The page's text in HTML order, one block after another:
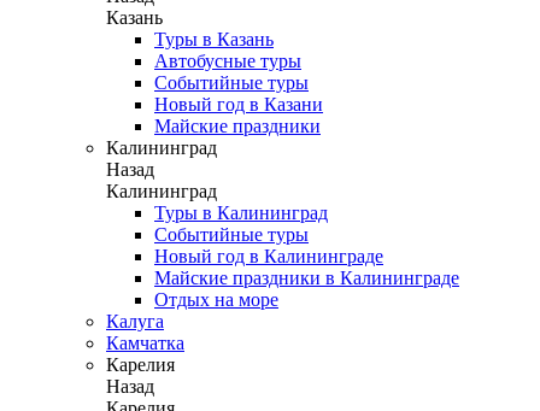
Казань
Туры в Казань
Автобусные туры
Событийные туры
Новый год в Казани
Майские праздники
Калининград
Назад
Калининград
Туры в Калининград
Событийные туры
Новый год в Калининграде
Майские праздники в Калининграде
Отдых на море
Калуга
Камчатка
Карелия
Назад